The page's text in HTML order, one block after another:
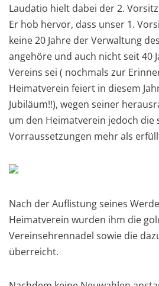
Laudatio hielt dabei der 2.
Er hob hervor, dass unser 1.
keine 20 Jahre der Verwaltung
angehöre und auch nicht seit 40
Vereins sei ( nochmals zur
Heimatverein feiert in diesem
Jubiläum!!), wegen seiner
um den Heimatverein jedoch die
Vorraussetzungen mehr als
Nach der Auflistung seines
Heimatverein wurden ihm die
Vereinsehrennadel sowie die
überreicht.